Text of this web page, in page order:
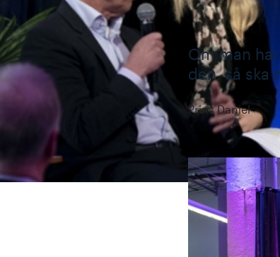
Om man
den, så ska
Prins Daniel